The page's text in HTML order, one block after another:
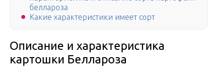
беллароза
Какие характеристики имеет сорт
Описание и характеристика
картошки Беллароза